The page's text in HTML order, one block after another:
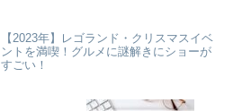
【2023年】レゴランド・クリスマスイベ
ントを満喫！グルメに謎解きにショーが
すごい！